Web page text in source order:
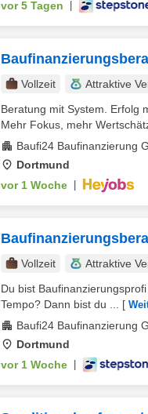
vor 5 Tagen
Vollzeit Attraktive
Beratung mit System. Erfolg
Mehr Fokus, mehr
Baufi24 Baufinanzierung
Dortmund
vor 1 Woche
Vollzeit Attraktive
Du bist
Tempo? Dann bist du ...
[
Baufi24 Baufinanzierung
Dortmund
vor 1 Woche